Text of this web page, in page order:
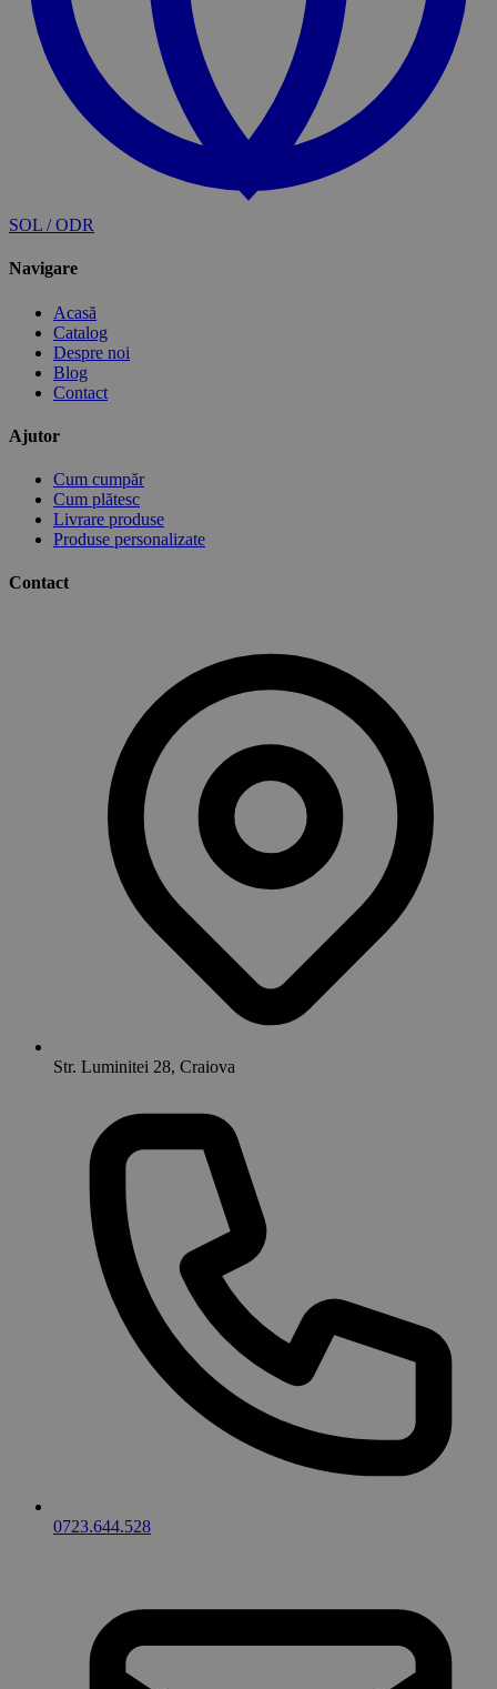
SOL / ODR
Navigare
Acasă
Catalog
Despre noi
Blog
Contact
Ajutor
Cum cumpăr
Cum plătesc
Livrare produse
Produse personalizate
Contact
Str. Luminitei 28, Craiova
0723.644.528